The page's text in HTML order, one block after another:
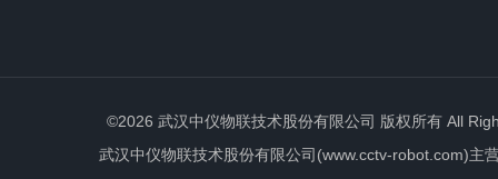
©2026 武汉中仪物联技术股份有限公司 版权所有 All
武汉中仪物联技术股份有限公司(www.cctv-robot.com)主